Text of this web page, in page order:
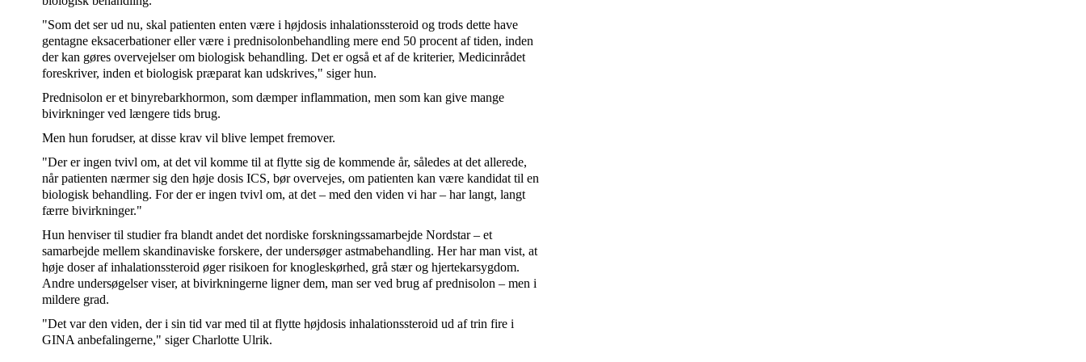
"Som det ser ud nu, skal patienten enten være i højdosis inhalationssteroid og trods dette have
gentagne eksacerbationer eller være i prednisolonbehandling mere end 50 procent af tiden, inden
der kan gøres overvejelser om biologisk behandling. Det er også et af de kriterier, Medicinrådet
foreskriver, inden et biologisk præparat kan udskrives," siger hun.
Prednisolon er et binyrebarkhormon, som dæmper inflammation, men som kan give mange
bivirkninger ved længere tids brug.
Men hun forudser, at disse krav vil blive lempet fremover.
"Der er ingen tvivl om, at det vil komme til at flytte sig de kommende år, således at det allerede,
når patienten nærmer sig den høje dosis ICS, bør overvejes, om patienten kan være kandidat til en
biologisk behandling. For der er ingen tvivl om, at det – med den viden vi har – har langt, langt
færre bivirkninger."
Hun henviser til studier fra blandt andet det nordiske forskningssamarbejde Nordstar – et
samarbejde mellem skandinaviske forskere, der undersøger astmabehandling. Her har man vist, at
høje doser af inhalationssteroid øger risikoen for knogleskørhed, grå stær og hjertekarsygdom.
Andre undersøgelser viser, at bivirkningerne ligner dem, man ser ved brug af prednisolon – men i
mildere grad.
"Det var den viden, der i sin tid var med til at flytte højdosis inhalationssteroid ud af trin fire i
GINA anbefalingerne," siger Charlotte Ulrik.